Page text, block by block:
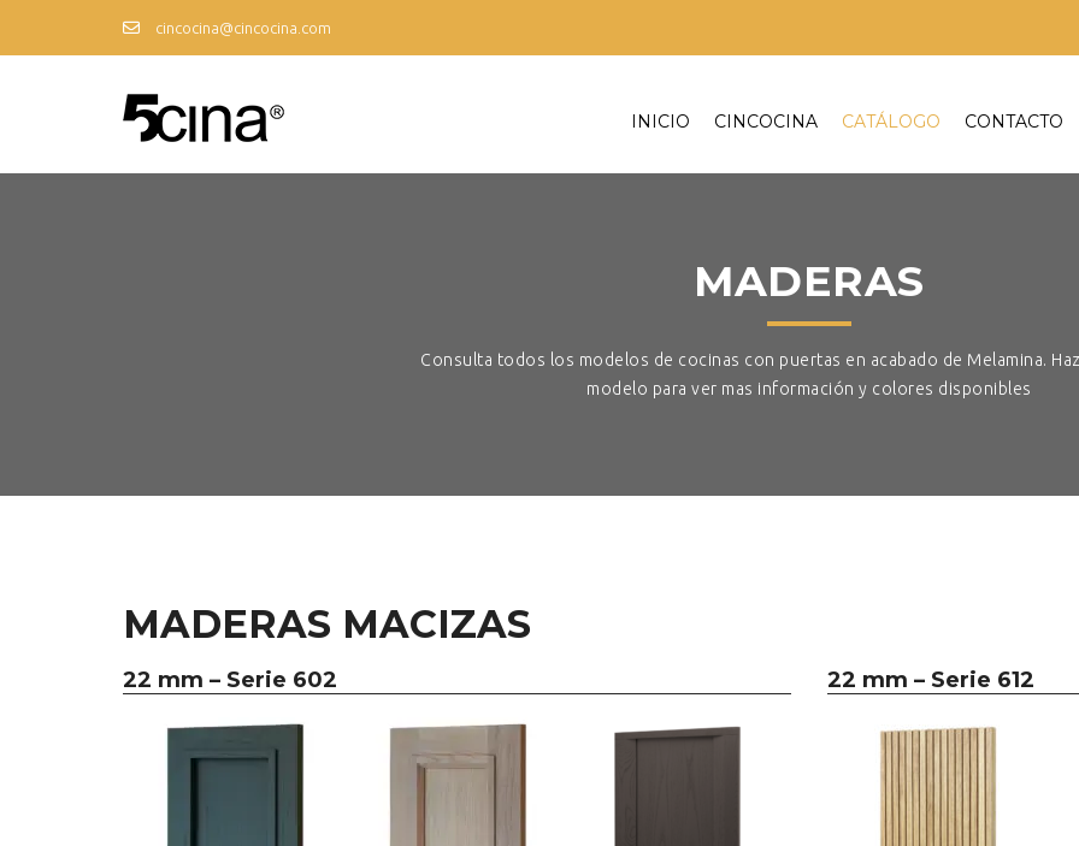
cincocina@cincocina.com
INICIO CINCOCINA CATÁLOGO CONTACTO
MADERAS
Consulta todos los modelos de cocinas con puertas en acabado de Melamina.
modelo para ver mas información y colores disponibles
MADERAS MACIZAS
22 mm – Serie 602 22 mm – Serie 612